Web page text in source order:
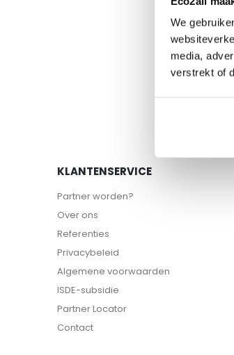
We
media,
verstrekt of
KLANTENSERVICE
Partner worden?
Over ons
Referenties
Privacybeleid
Algemene voorwaarden
ISDE-subsidie
Partner Locator
Contact